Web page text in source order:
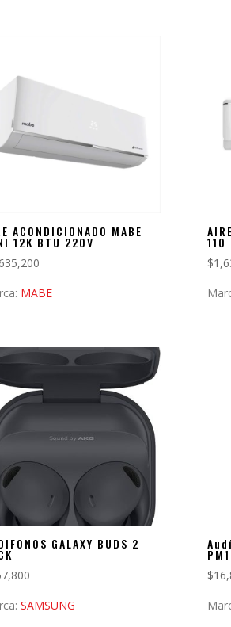
ACONDICIONADO MABE
12K BTU 220V
MABE
110
$
GALAXY BUDS 2
SAMSUNG
$